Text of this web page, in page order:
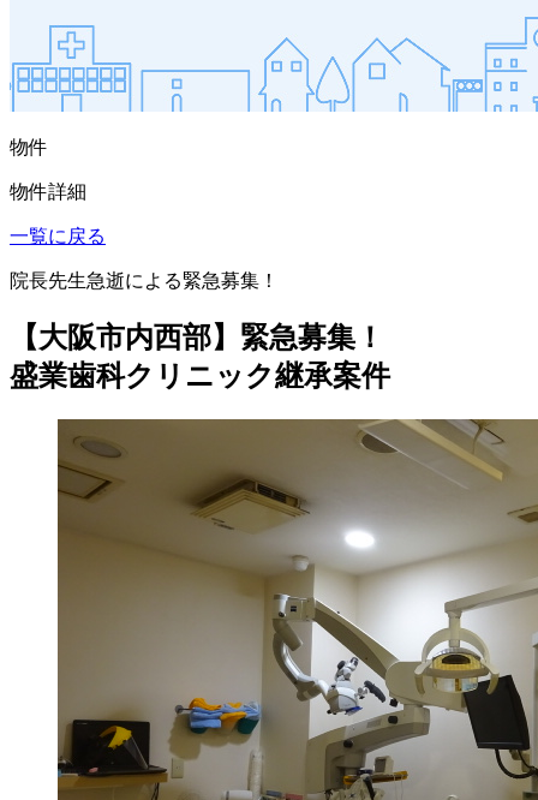
物件
物件詳細
一覧に戻る
院長先生急逝による緊急募集！
【大阪市内西部】緊急募集！
盛業歯科クリニック継承案件